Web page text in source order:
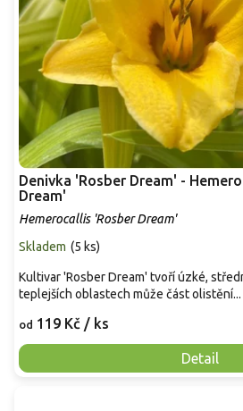
Denivka 'Rosber Dream' - Hemerocallis 'Rosber
Dream'
Hemerocallis 'Rosber Dream'
Skladem (5 ks)
od 119 Kč / ks
Detail
Kultivar 'Rosber Dream' tvoří úzké,
teplejších oblastech může část olistění...